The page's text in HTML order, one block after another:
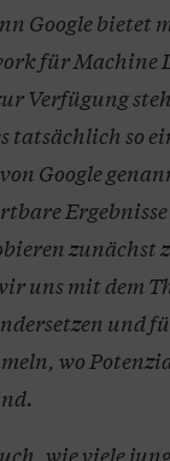
Google bietet
für Machine
Verfügung
tatsächlich so
Google
zunächst
uns mit dem
und
wo
wie viele